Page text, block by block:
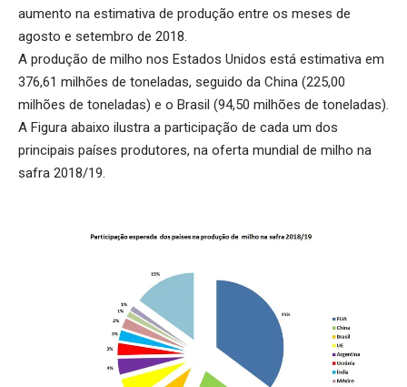
aumento na estimativa de produção entre os meses de
agosto e setembro de 2018.
A produção de milho nos Estados Unidos está estimativa em
376,61 milhões de toneladas, seguido da China (225,00
milhões de toneladas) e o Brasil (94,50 milhões de toneladas).
A Figura abaixo ilustra a participação de cada um dos
principais países produtores, na oferta mundial de milho na
safra 2018/19.